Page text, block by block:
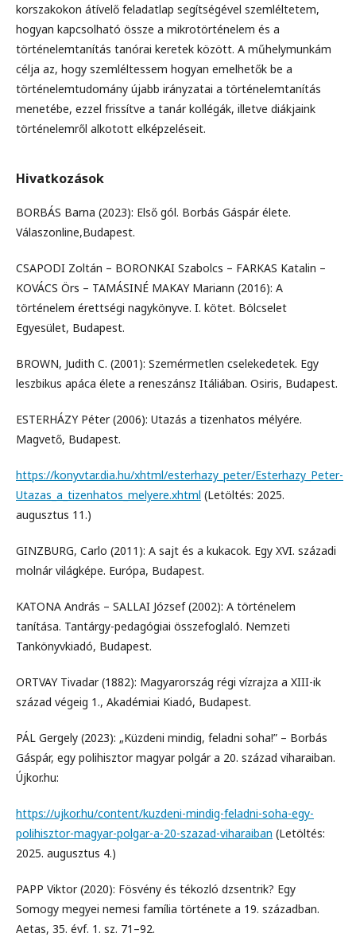
korszakokon átívelő feladatlap segítségével szemléltetem,
hogyan kapcsolható össze a mikrotörténelem és a
történelemtanítás tanórai keretek között. A műhelymunkám
célja az, hogy szemléltessem hogyan emelhetők be a
történelemtudomány újabb irányzatai a történelemtanítás
menetébe, ezzel frissítve a tanár kollégák, illetve diákjaink
történelemről alkotott elképzeléseit.
Hivatkozások
BORBÁS Barna (2023): Első gól. Borbás Gáspár élete.
Válaszonline,Budapest.
CSAPODI Zoltán – BORONKAI Szabolcs – FARKAS Katalin –
KOVÁCS Örs – TAMÁSINÉ MAKAY Mariann (2016): A
történelem érettségi nagykönyve. I. kötet. Bölcselet
Egyesület, Budapest.
BROWN, Judith C. (2001): Szemérmetlen cselekedetek. Egy
leszbikus apáca élete a reneszánsz Itáliában. Osiris, Budapest.
ESTERHÁZY Péter (2006): Utazás a tizenhatos mélyére.
Magvető, Budapest.
https://konyvtar.dia.hu/xhtml/esterhazy_peter/Esterhazy_Peter-
Utazas_a_tizenhatos_melyere.xhtml (Letöltés: 2025.
augusztus 11.)
GINZBURG, Carlo (2011): A sajt és a kukacok. Egy XVI. századi
molnár világképe. Európa, Budapest.
KATONA András – SALLAI József (2002): A történelem
tanítása. Tantárgy-pedagógiai összefoglaló. Nemzeti
Tankönyvkiadó, Budapest.
ORTVAY Tivadar (1882): Magyarország régi vízrajza a XIII-ik
század végeig 1., Akadémiai Kiadó, Budapest.
PÁL Gergely (2023): „Küzdeni mindig, feladni soha!” – Borbás
Gáspár, egy polihisztor magyar polgár a 20. század viharaiban.
Újkor.hu:
https://ujkor.hu/content/kuzdeni-mindig-feladni-soha-egy-
polihisztor-magyar-polgar-a-20-szazad-viharaiban (Letöltés:
2025. augusztus 4.)
PAPP Viktor (2020): Fösvény és tékozló dzsentrik? Egy
Somogy megyei nemesi família története a 19. században.
Aetas, 35. évf. 1. sz. 71–92.